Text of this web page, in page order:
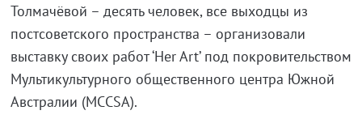
Толмачёвой – десять человек, все выходцы из
постсоветского пространства – организовали
выставку своих работ ‘Her Art’ под покровительством
Мультикультурного общественного центра Южной
Австралии (MCCSA).